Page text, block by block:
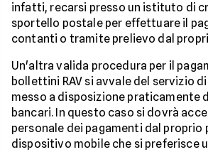
infatti, recarsi presso un istituto di
sportello postale per effettuare il
contanti o tramite prelievo dal
Un'altra valida procedura per il
bollettini RAV si avvale del servizio di
messo a disposizione
bancari. In questo caso si dovrà
personale dei pagamenti dal proprio
dispositivo mobile che si preferisce